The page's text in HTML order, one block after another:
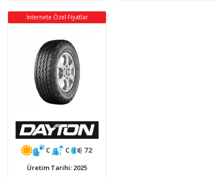
İnternete Özel Fiyatlar
C C 72
Üretim Tarihi: 2025